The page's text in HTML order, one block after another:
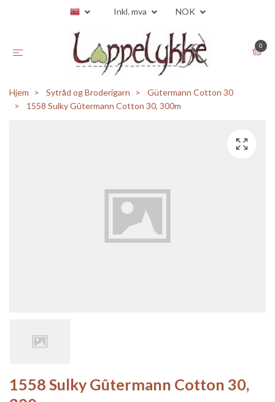
Inkl. mva NOK
0
Hjem Sytråd og Broderigarn
Gütermann Cotton 30
1558 Sulky Gûtermann Cotton 30, 300m
1558 Sulky Gûtermann Cotton 30,